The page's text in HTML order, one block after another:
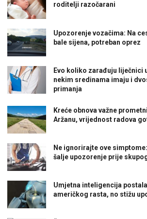
roditelji razočarani
Upozorenje vozačima: Na
bale sijena, potreban oprez
Evo koliko zarađuju liječnici
nekim sredinama imaju i
primanja
Kreće obnova važne
Aržanu, vrijednost radova
Ne ignorirajte ove
šalje upozorenje prije
Umjetna inteligencija
američkog rasta, no stižu